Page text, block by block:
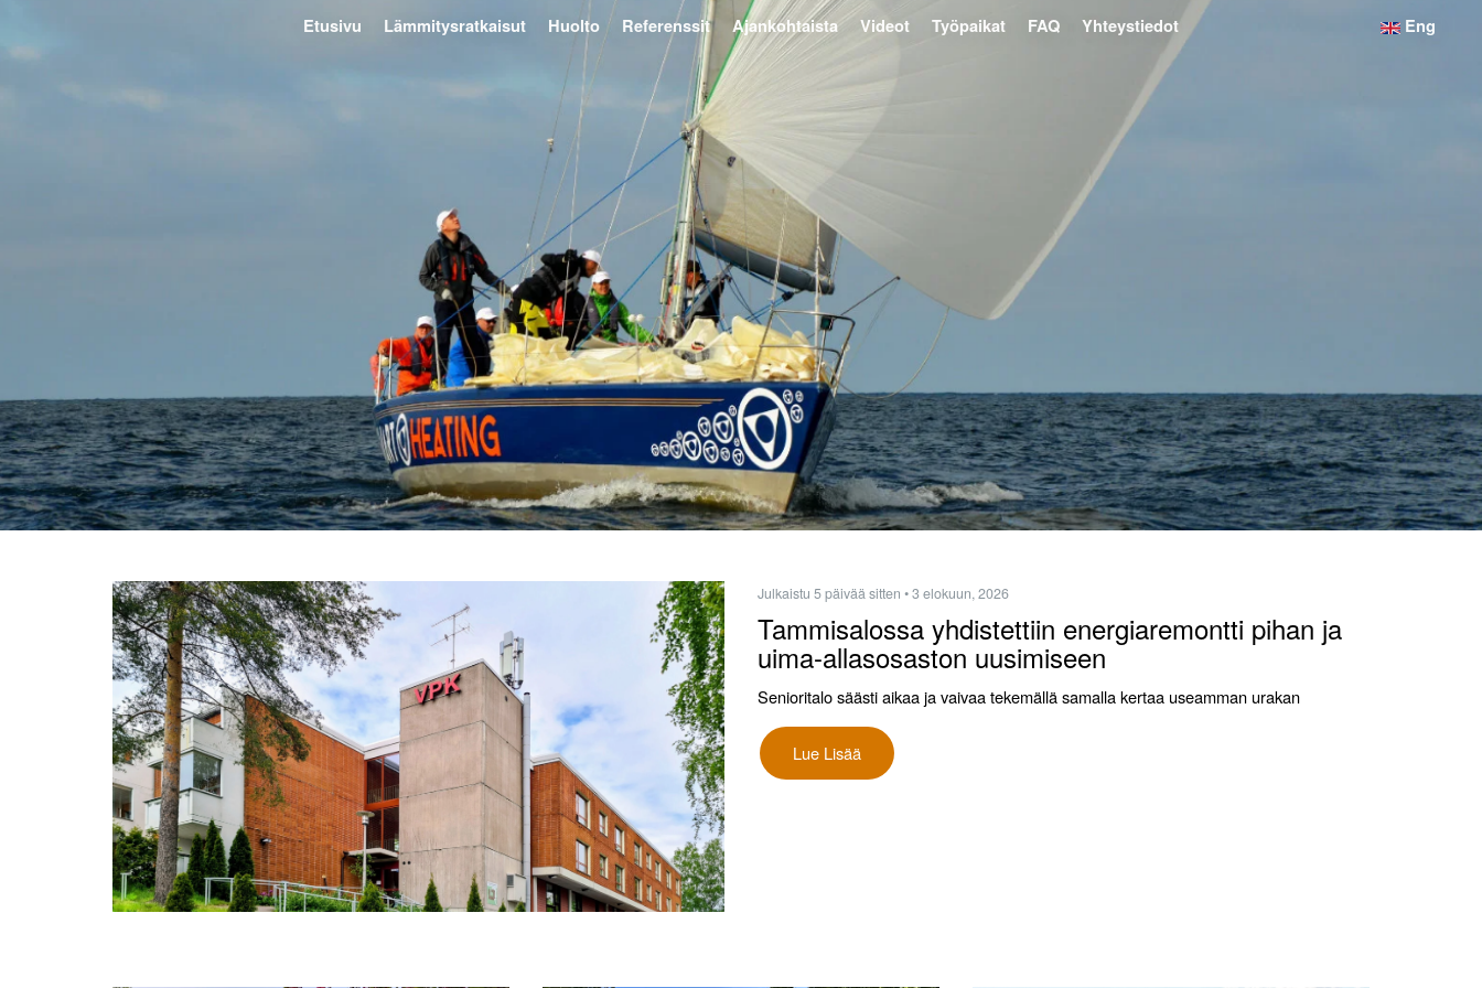
Etusivu Lämmitysratkaisut Huolto Referenssit Ajankohtaista Videot Työpaikat FAQ Yhteystiedot Eng
Julkaistu 5 päivää sitten • 3 elokuun, 2026
Tammisalossa yhdistettiin energiaremontti pihan ja
uima-allasosaston uusimiseen
Senioritalo säästi aikaa ja vaivaa tekemällä samalla kertaa useamman urakan
Lue Lisää